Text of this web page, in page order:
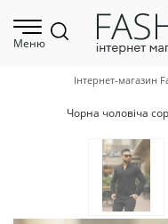
Меню
Інтернет-магазин
Чорна чоловіча